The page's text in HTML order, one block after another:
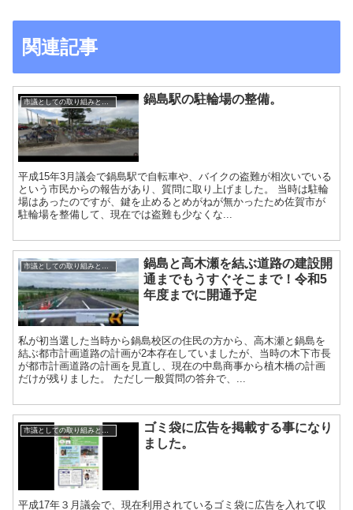
関連記事
市議としての取り組みと実績 鍋島駅の駐輪場の整備。
平成15年3月議会で鍋島駅で自転車や、バイクの盗難が相次いでいる
という市民からの報告があり、質問に取り上げました。 当時は駐輪
場はあったのですが、鍵を止めるとめがねが無かったため佐賀市が
駐輪場を整備して、現在では盗難も少なくな...
市議としての取り組みと実績
鍋島と高木瀬を結ぶ道路の建設開
通までもうすぐそこまで！令和5
年度までに開通予定
私が初当選した当時から鍋島校区の住民の方から、高木瀬と鍋島を
結ぶ都市計画道路の計画が2本存在していましたが、当時の木下市長
が都市計画道路の計画を見直し、現在の中島商事から植木橋の計画
だけが残りました。 ただし一般質問の答弁で、...
市議としての取り組みと実績
ゴミ袋に広告を掲載する事になり
ました。
平成17年３月議会で、現在利用されているゴミ袋に広告を入れて収